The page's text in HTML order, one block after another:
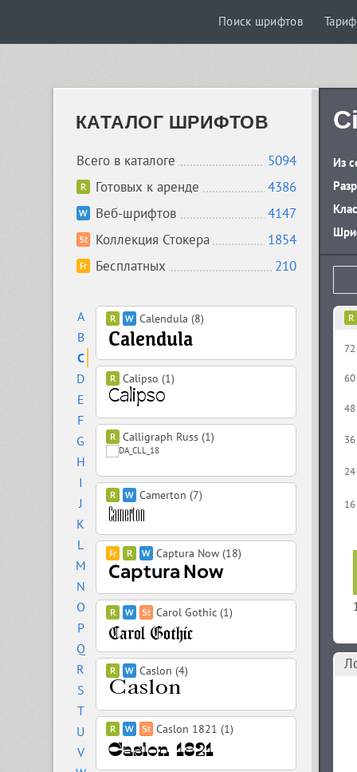
Поиск шрифтов
КАТАЛОГ ШРИФТОВ
Всего в каталоге
5094
Готовых к аренде
4386
Веб-шрифтов
4147
Коллекция Стокера
1854
Бесплатных
210
A
B
C
D
E
F
G
H
I
J
K
L
M
N
O
P
Q
R
S
T
U
V
Calendula (8)
Calipso (1)
Calligraph Russ (1)
Camerton (7)
Captura Now (18)
Carol Gothic (1)
Caslon (4)
Caslon 1821 (1)
Из